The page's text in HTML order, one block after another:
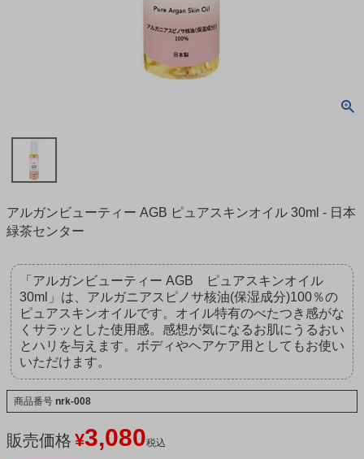
アルガンビューティー AGB ピュアスキンオイル 30ml - 日本
緑茶センター
「アルガンビューティー AGB ピュアスキンオイル
30ml」は、アルガニアスピノサ核油(保湿成分)100％の
ピュアスキンオイルです。オイル特有のべたつき感がな
くサラッとした使用感。感想が気になるお肌にうるおい
とハリを与えます。ボディやヘアケア用としてもお使い
いただけます。
商品番号 nrk-008
販売価格 ¥3,080税込